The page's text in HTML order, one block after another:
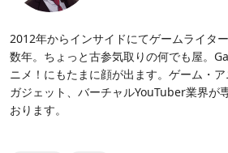
2012年からインサイドにてゲームライタ
数年。ちょっと古参気取りの何でも屋。
ニメ！にもたまに顔が出ます。ゲーム・
ガジェット、バーチャルYouTuber業界が
おります。